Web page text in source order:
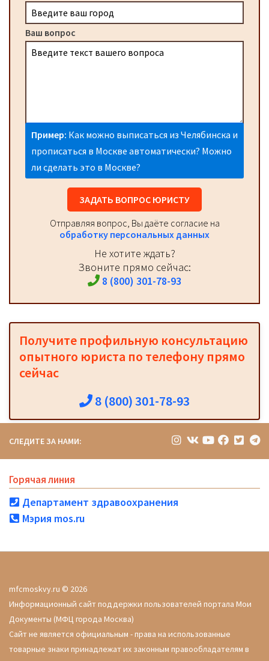
Ваш вопрос
Пример: Как можно выписаться из Челябинска и
прописаться в Москве автоматически? Можно
ли сделать это в Москве?
ЗАДАТЬ ВОПРОС ЮРИСТУ
Отправляя вопрос, Вы даёте согласие на
обработку персональных данных
Не хотите ждать?
Звоните прямо сейчас:
8 (800) 301-78-93
Получите профильную консультацию
опытного юриста по телефону прямо
сейчас
8 (800) 301-78-93
СЛЕДИТЕ ЗА НАМИ:
Горячая линия
Департамент здравоохранения
Мэрия mos.ru
mfcmoskvy.ru © 2026
Информационный сайт поддержки пользователей портала Мои
Документы (МФЦ города Москва)
Сайт не является официальным - права на использованные
товарные знаки принадлежат их законным правообладателям в